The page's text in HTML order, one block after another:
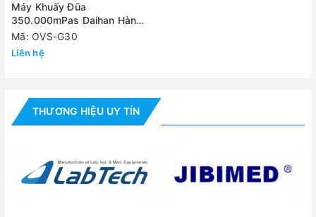
Máy Khuấy Đũa
350.000mPas Daihan Hàn
Quốc OVS-G30 | 550 RPM
Mã: OVS-G30
Liên hệ
THƯƠNG HIỆU UY TÍN